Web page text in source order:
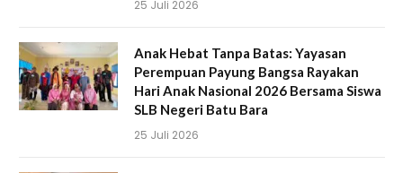
25 Juli 2026
Anak Hebat Tanpa Batas: Yayasan
Perempuan Payung Bangsa Rayakan
Hari Anak Nasional 2026 Bersama Siswa
SLB Negeri Batu Bara
25 Juli 2026